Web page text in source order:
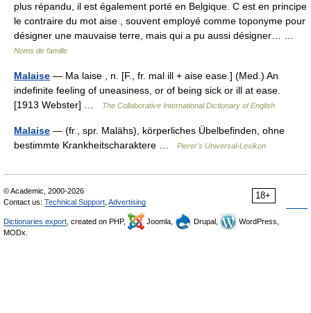
plus répandu, il est également porté en Belgique. C est en principe
le contraire du mot aise , souvent employé comme toponyme pour
désigner une mauvaise terre, mais qui a pu aussi désigner… …
Noms de famille
Malaise — Ma laise , n. [F., fr. mal ill + aise ease.] (Med.) An
indefinite feeling of uneasiness, or of being sick or ill at ease.
[1913 Webster] …
The Collaborative International Dictionary of English
Malaise — (fr., spr. Malähs), körperliches Übelbefinden, ohne
bestimmte Krankheitscharaktere …
Pierer's Universal-Lexikon
18+
© Academic, 2000-2026
Contact us: Technical Support Advertising
Dictionaries export , created on PHP, Joomla, Drupal,
WordPress,
MODx.